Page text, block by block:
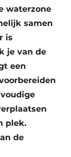
waterzone
samen
is
je van de
een
plek.
de